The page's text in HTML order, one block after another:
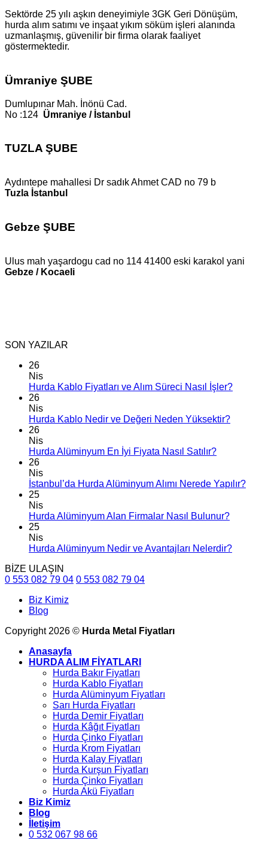
Sektörde 25 yılı aşkın deneyimiyle 3GK Geri Dönüşüm,
hurda alım satımı ve inşaat yıkım söküm işleri alanında
uzmanlaşmış, güvenilir bir firma olarak faaliyet
göstermektedir.
Ümraniye ŞUBE
Dumlupınar Mah. İnönü Cad.
No :124 Ümraniye / İstanbul
TUZLA ŞUBE
Aydıntepe mahallesi Dr sadık Ahmet CAD no 79 b
Tuzla İstanbul
Gebze ŞUBE
Ulus mah yaşardogu cad no 114 41400 eski karakol yani
Gebze / Kocaeli
SON YAZILAR
26
Nis
Hurda Kablo Fiyatları ve Alım Süreci Nasıl İşler?
26
Nis
Hurda Kablo Nedir ve Değeri Neden Yüksektir?
26
Nis
Hurda Alüminyum En İyi Fiyata Nasıl Satılır?
26
Nis
İstanbul’da Hurda Alüminyum Alımı Nerede Yapılır?
25
Nis
Hurda Alüminyum Alan Firmalar Nasıl Bulunur?
25
Nis
Hurda Alüminyum Nedir ve Avantajları Nelerdir?
BİZE ULAŞIN
0 553 082 79 04 0 553 082 79 04
Biz Kimiz
Blog
Copyright 2026 © Hurda Metal Fiyatları
Anasayfa
HURDA ALIM FİYATLARI
Hurda Bakır Fiyatları
Hurda Kablo Fiyatları
Hurda Alüminyum Fiyatları
Sarı Hurda Fiyatları
Hurda Demir Fiyatları
Hurda Kâğıt Fiyatları
Hurda Çinko Fiyatları
Hurda Krom Fiyatları
Hurda Kalay Fiyatları
Hurda Kurşun Fiyatları
Hurda Çinko Fiyatları
Hurda Akü Fiyatları
Biz Kimiz
Blog
İletişim
0 532 067 98 66